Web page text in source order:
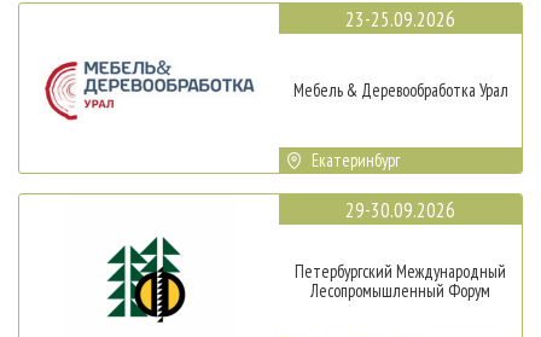
23-25.09.2026
Мебель & Деревообработка Урал
Екатеринбург
29-30.09.2026
Петербургский Международный
Лесопромышленный Форум